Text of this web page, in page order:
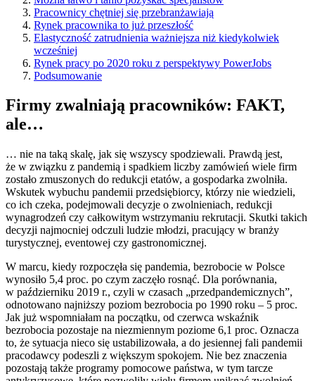
Pracownicy chętniej się przebranżawiają
Rynek pracownika to już przeszłość
Elastyczność zatrudnienia ważniejsza niż kiedykolwiek
wcześniej
Rynek pracy po 2020 roku z perspektywy PowerJobs
Podsumowanie
Firmy zwalniają pracowników: FAKT,
ale…
… nie na taką skalę, jak się wszyscy spodziewali. Prawdą jest,
że w związku z pandemią i spadkiem liczby zamówień wiele firm
zostało zmuszonych do redukcji etatów, a gospodarka zwolniła.
Wskutek wybuchu pandemii przedsiębiorcy, którzy nie wiedzieli,
co ich czeka, podejmowali decyzje o zwolnieniach, redukcji
wynagrodzeń czy całkowitym wstrzymaniu rekrutacji. Skutki takich
decyzji najmocniej odczuli ludzie młodzi, pracujący w branży
turystycznej, eventowej czy gastronomicznej.
W marcu, kiedy rozpoczęła się pandemia, bezrobocie w Polsce
wynosiło 5,4 proc. po czym zaczęło rosnąć. Dla porównania,
w październiku 2019 r., czyli w czasach „przedpandemicznych”,
odnotowano najniższy poziom bezrobocia po 1990 roku – 5 proc.
Jak już wspomniałam na początku, od czerwca wskaźnik
bezrobocia pozostaje na niezmiennym poziome 6,1 proc. Oznacza
to, że sytuacja nieco się ustabilizowała, a do jesiennej fali pandemii
pracodawcy podeszli z większym spokojem. Nie bez znaczenia
pozostają także programy pomocowe państwa, w tym tarcze